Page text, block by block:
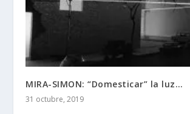
MIRA-SIMON: “Domesticar” la luz…
31 octubre, 2019